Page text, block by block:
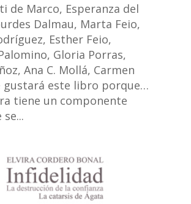
de Marco, Esperanza del
Dalmau, Marta Feio,
Esther Feio,
Gloria Porras,
Ana C. Mollá, Carmen
gustará este libro porque…
tiene un componente